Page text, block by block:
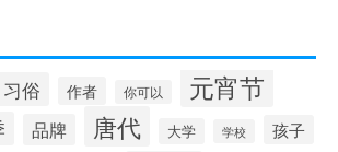
习俗 作者 你可以 元宵节
品牌 唐代 大学 学校 孩子